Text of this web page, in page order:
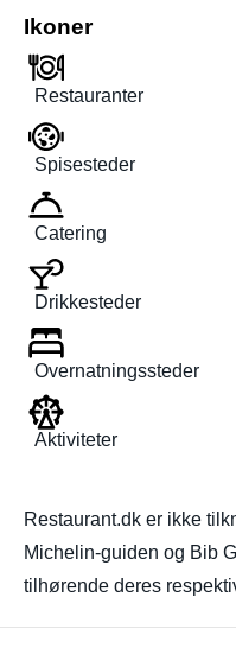
Ikoner
Restauranter
Spisesteder
Catering
Drikkesteder
Overnatningssteder
Aktiviteter
Restaurant.dk er ikke
Michelin-guiden og Bib
tilhørende deres